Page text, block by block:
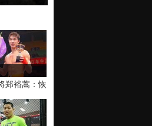
全场视频
郑裕蒿：恢复训练 有望回归擂台